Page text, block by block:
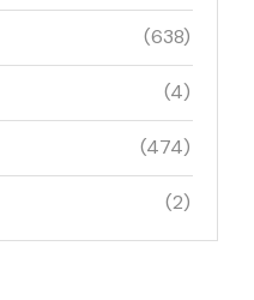
(638)
(4)
(474)
(2)